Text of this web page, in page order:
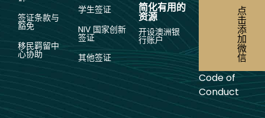
签证条款与
豁免
移民羁留中
心协助
学生签证
NIV 国家创新
签证
其他签证
简化有用的
资源
开设澳洲银
行账户
点
击
添
加
微
信
Code of
Conduct